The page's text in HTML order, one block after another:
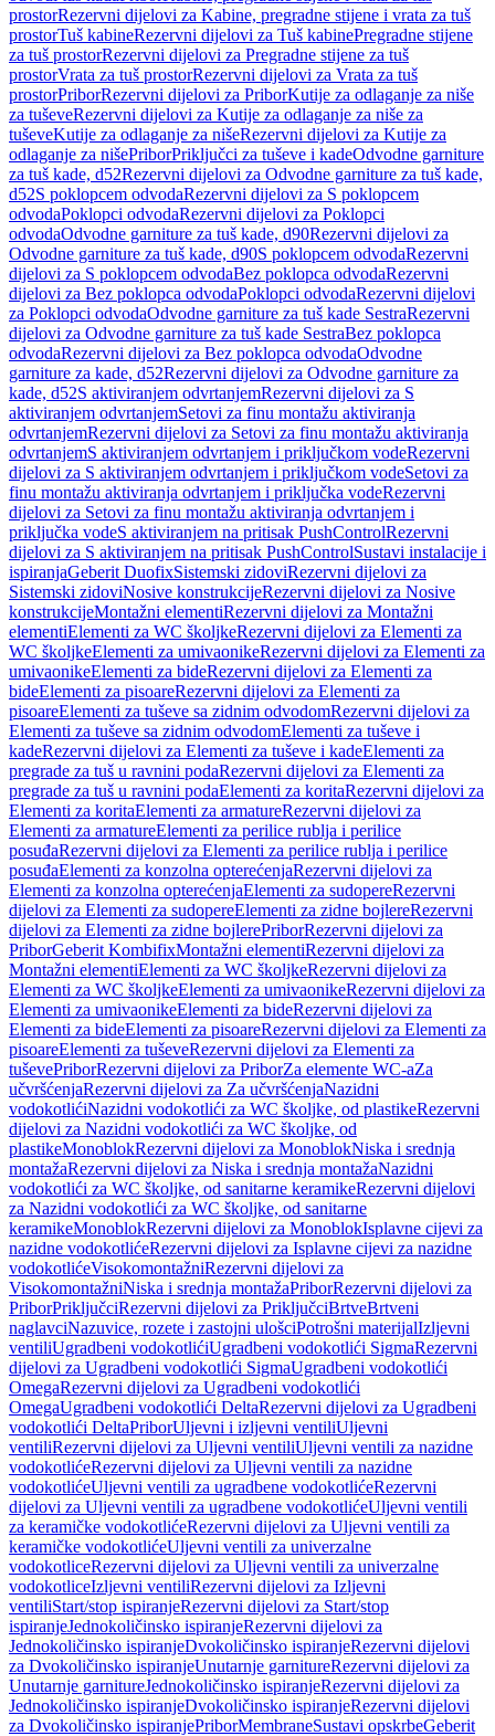
prostorRezervni dijelovi za Kabine, pregradne stijene i vrata za tuš
prostorTuš kabineRezervni dijelovi za Tuš kabinePregradne stijene
za tuš prostorRezervni dijelovi za Pregradne stijene za tuš
prostorVrata za tuš prostorRezervni dijelovi za Vrata za tuš
prostorPriborRezervni dijelovi za PriborKutije za odlaganje za niše
za tuševeRezervni dijelovi za Kutije za odlaganje za niše za
tuševeKutije za odlaganje za nišeRezervni dijelovi za Kutije za
odlaganje za nišePriborPriključci za tuševe i kadeOdvodne garniture
za tuš kade, d52Rezervni dijelovi za Odvodne garniture za tuš kade,
d52S poklopcem odvodaRezervni dijelovi za S poklopcem
odvodaPoklopci odvodaRezervni dijelovi za Poklopci
odvodaOdvodne garniture za tuš kade, d90Rezervni dijelovi za
Odvodne garniture za tuš kade, d90S poklopcem odvodaRezervni
dijelovi za S poklopcem odvodaBez poklopca odvodaRezervni
dijelovi za Bez poklopca odvodaPoklopci odvodaRezervni dijelovi
za Poklopci odvodaOdvodne garniture za tuš kade SestraRezervni
dijelovi za Odvodne garniture za tuš kade SestraBez poklopca
odvodaRezervni dijelovi za Bez poklopca odvodaOdvodne
garniture za kade, d52Rezervni dijelovi za Odvodne garniture za
kade, d52S aktiviranjem odvrtanjemRezervni dijelovi za S
aktiviranjem odvrtanjemSetovi za finu montažu aktiviranja
odvrtanjemRezervni dijelovi za Setovi za finu montažu aktiviranja
odvrtanjemS aktiviranjem odvrtanjem i priključkom vodeRezervni
dijelovi za S aktiviranjem odvrtanjem i priključkom vodeSetovi za
finu montažu aktiviranja odvrtanjem i priključka vodeRezervni
dijelovi za Setovi za finu montažu aktiviranja odvrtanjem i
priključka vodeS aktiviranjem na pritisak PushControlRezervni
dijelovi za S aktiviranjem na pritisak PushControlSustavi instalacije i
ispiranjaGeberit DuofixSistemski zidoviRezervni dijelovi za
Sistemski zidoviNosive konstrukcijeRezervni dijelovi za Nosive
konstrukcijeMontažni elementiRezervni dijelovi za Montažni
elementiElementi za WC školjkeRezervni dijelovi za Elementi za
WC školjkeElementi za umivaonikeRezervni dijelovi za Elementi za
umivaonikeElementi za bideRezervni dijelovi za Elementi za
bideElementi za pisoareRezervni dijelovi za Elementi za
pisoareElementi za tuševe sa zidnim odvodomRezervni dijelovi za
Elementi za tuševe sa zidnim odvodomElementi za tuševe i
kadeRezervni dijelovi za Elementi za tuševe i kadeElementi za
pregrade za tuš u ravnini podaRezervni dijelovi za Elementi za
pregrade za tuš u ravnini podaElementi za koritaRezervni dijelovi za
Elementi za koritaElementi za armatureRezervni dijelovi za
Elementi za armatureElementi za perilice rublja i perilice
posuđaRezervni dijelovi za Elementi za perilice rublja i perilice
posuđaElementi za konzolna opterećenjaRezervni dijelovi za
Elementi za konzolna opterećenjaElementi za sudopereRezervni
dijelovi za Elementi za sudopereElementi za zidne bojlereRezervni
dijelovi za Elementi za zidne bojlerePriborRezervni dijelovi za
PriborGeberit KombifixMontažni elementiRezervni dijelovi za
Montažni elementiElementi za WC školjkeRezervni dijelovi za
Elementi za WC školjkeElementi za umivaonikeRezervni dijelovi za
Elementi za umivaonikeElementi za bideRezervni dijelovi za
Elementi za bideElementi za pisoareRezervni dijelovi za Elementi za
pisoareElementi za tuševeRezervni dijelovi za Elementi za
tuševePriborRezervni dijelovi za PriborZa elemente WC-aZa
učvršćenjaRezervni dijelovi za Za učvršćenjaNazidni
vodokotlićiNazidni vodokotlići za WC školjke, od plastikeRezervni
dijelovi za Nazidni vodokotlići za WC školjke, od
plastikeMonoblokRezervni dijelovi za MonoblokNiska i srednja
montažaRezervni dijelovi za Niska i srednja montažaNazidni
vodokotlići za WC školjke, od sanitarne keramikeRezervni dijelovi
za Nazidni vodokotlići za WC školjke, od sanitarne
keramikeMonoblokRezervni dijelovi za MonoblokIsplavne cijevi za
nazidne vodokotlićeRezervni dijelovi za Isplavne cijevi za nazidne
vodokotlićeVisokomontažniRezervni dijelovi za
VisokomontažniNiska i srednja montažaPriborRezervni dijelovi za
PriborPriključciRezervni dijelovi za PriključciBrtveBrtveni
naglavciNazuvice, rozete i zastojni ulošciPotrošni materijalIzljevni
ventiliUgradbeni vodokotlićiUgradbeni vodokotlići SigmaRezervni
dijelovi za Ugradbeni vodokotlići SigmaUgradbeni vodokotlići
OmegaRezervni dijelovi za Ugradbeni vodokotlići
OmegaUgradbeni vodokotlići DeltaRezervni dijelovi za Ugradbeni
vodokotlići DeltaPriborUljevni i izljevni ventiliUljevni
ventiliRezervni dijelovi za Uljevni ventiliUljevni ventili za nazidne
vodokotlićeRezervni dijelovi za Uljevni ventili za nazidne
vodokotlićeUljevni ventili za ugradbene vodokotlićeRezervni
dijelovi za Uljevni ventili za ugradbene vodokotlićeUljevni ventili
za keramičke vodokotlićeRezervni dijelovi za Uljevni ventili za
keramičke vodokotlićeUljevni ventili za univerzalne
vodokotliceRezervni dijelovi za Uljevni ventili za univerzalne
vodokotliceIzljevni ventiliRezervni dijelovi za Izljevni
ventiliStart/stop ispiranjeRezervni dijelovi za Start/stop
ispiranjeJednokoličinsko ispiranjeRezervni dijelovi za
Jednokoličinsko ispiranjeDvokoličinsko ispiranjeRezervni dijelovi
za Dvokoličinsko ispiranjeUnutarnje garnitureRezervni dijelovi za
Unutarnje garnitureJednokoličinsko ispiranjeRezervni dijelovi za
Jednokoličinsko ispiranjeDvokoličinsko ispiranjeRezervni dijelovi
za Dvokoličinsko ispiranjePriborMembraneSustavi opskrbeGeberit